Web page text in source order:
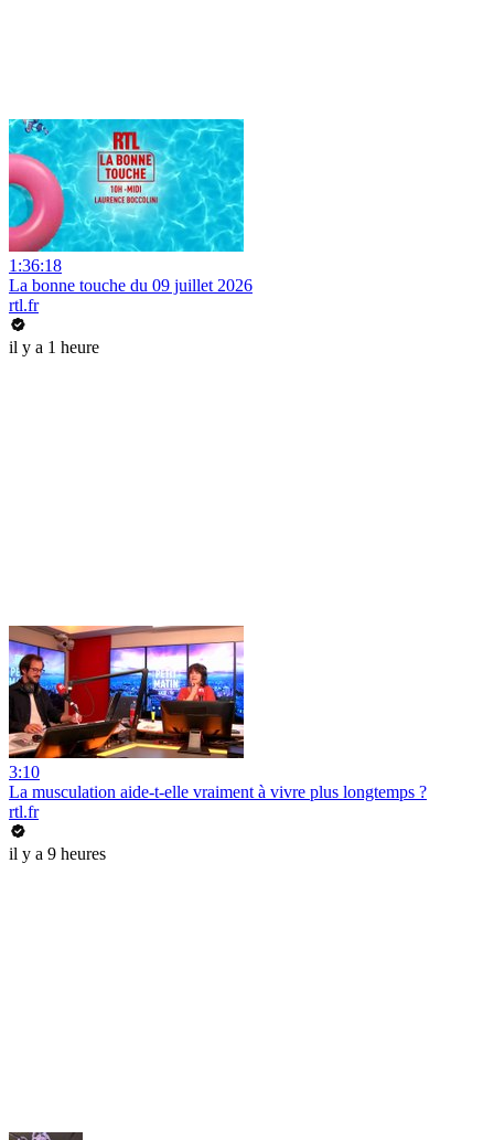
1:36:18
La bonne touche du 09 juillet 2026
rtl.fr
il y a 1 heure
3:10
La musculation aide-t-elle vraiment à vivre plus longtemps ?
rtl.fr
il y a 9 heures